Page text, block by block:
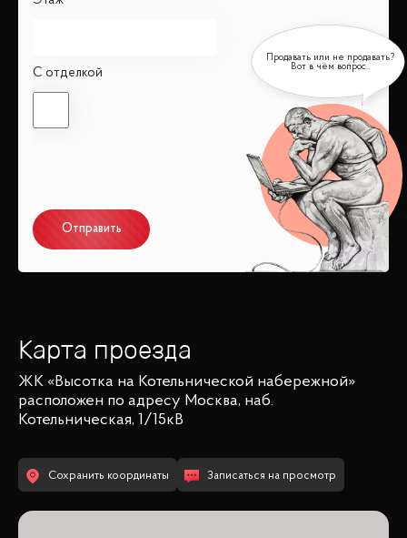
С отделкой
Отправить
Карта проезда
ЖК «Высотка на Котельнической набережной»
расположен по адресу Москва, наб.
Котельническая, 1/15кВ
Сохранить координаты Записаться на просмотр